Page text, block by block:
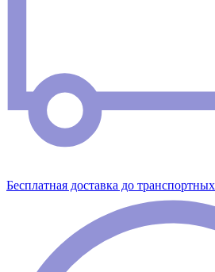
Бесплатная доставка до